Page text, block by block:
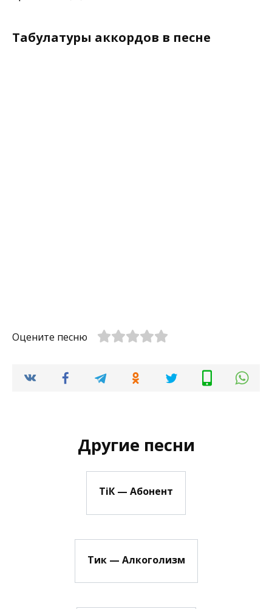
Табулатуры аккордов в песне
Оцените песню
Другие песни
ТіК — Абонент
Тик — Алкоголизм